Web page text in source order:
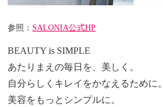
参照： SALONIA公式HP
BEAUTY is SIMPLE
あたりまえの毎日を、美しく。
自分らしくキレイをかなえるために。
美容をもっとシンプルに。